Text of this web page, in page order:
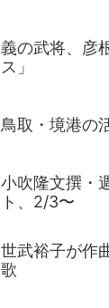
義の武将、彦
ス」
鳥取・境港の
小吹隆文撰・
ト、2/3〜
世武裕子が作
歌